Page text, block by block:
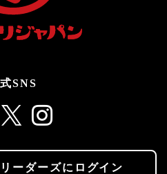
SNS
ーダーズにログイン